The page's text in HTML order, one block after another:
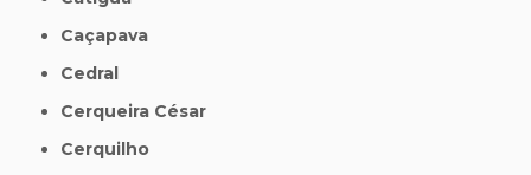
Caçapava
Cedral
Cerqueira César
Cerquilho